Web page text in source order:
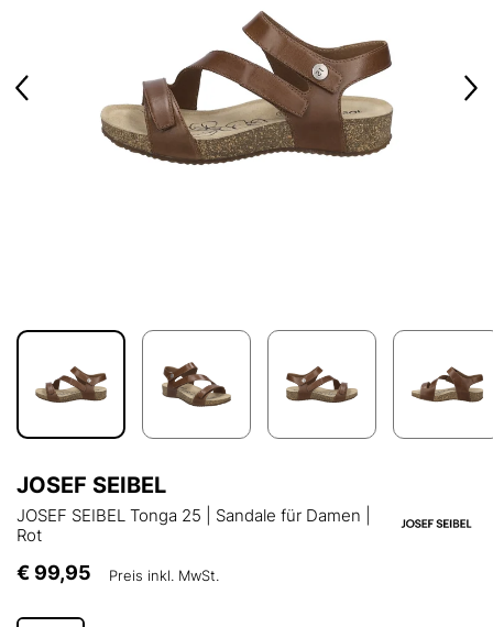
JOSEF SEIBEL
JOSEF SEIBEL Tonga 25 | Sandale für Damen |
Rot
€ 99,95 Preis inkl. MwSt.